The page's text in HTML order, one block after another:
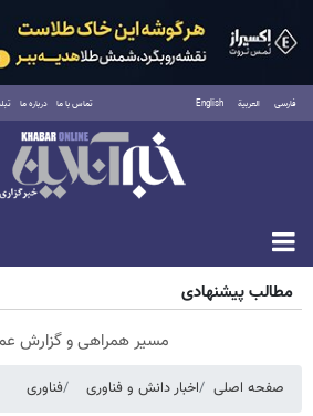
فارسی العربية English تماس با ما درباره ما
پنجشنبه ۱۵ مرداد ۱۴۰۵
مطالب پیشنهادی
مسیر همراهی و گزارش
صفحه اصلی اخبار دانش و فناوری فناوری